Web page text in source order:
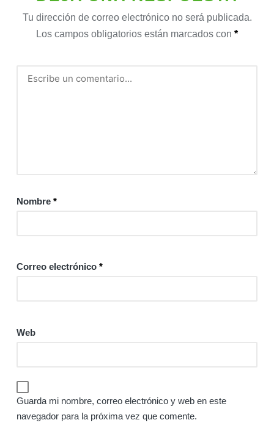
Tu dirección de correo electrónico no será publicada.
Los campos obligatorios están marcados con *
Nombre *
Correo electrónico *
Web
Guarda mi nombre, correo electrónico y web en este
navegador para la próxima vez que comente.